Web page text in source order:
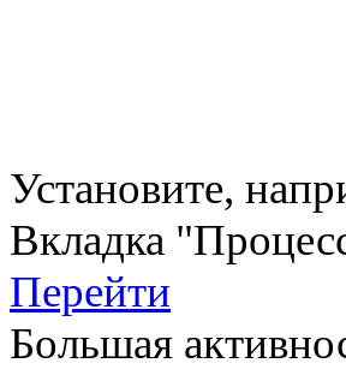
Установите,
Вкладка
Перейти
Большая